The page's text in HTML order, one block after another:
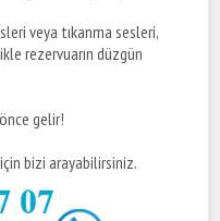
veya tıkanma sesleri,
rezervuarın düzgün
gelir!
bizi arayabilirsiniz.